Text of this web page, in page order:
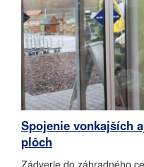
Spojenie vonkajších
plôch
Zádverie do záhradného